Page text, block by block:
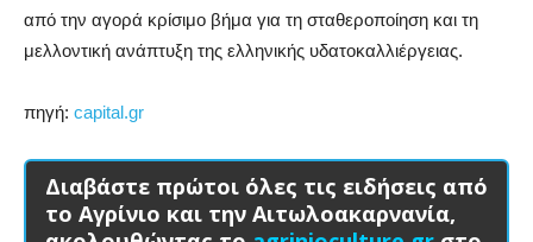
από την αγορά κρίσιμο βήμα για τη σταθεροποίηση και τη
μελλοντική ανάπτυξη της ελληνικής υδατοκαλλιέργειας.
πηγή: capital.gr
Διαβάστε πρώτοι όλες τις ειδήσεις από
το Αγρίνιο και την Αιτωλοακαρνανία,